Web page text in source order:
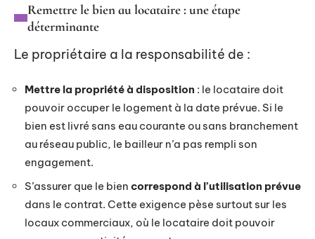
Remettre le bien au locataire : une étape
déterminante
Le propriétaire a la responsabilité de :
Mettre la propriété à disposition : le locataire doit
pouvoir occuper le logement à la date prévue. Si le
bien est livré sans eau courante ou sans branchement
au réseau public, le bailleur n’a pas rempli son
engagement.
S’assurer que le bien correspond à l’utilisation prévue
dans le contrat. Cette exigence pèse surtout sur les
locaux commerciaux, où le locataire doit pouvoir